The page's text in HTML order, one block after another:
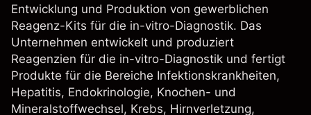
Entwicklung und Produktion von gewerblichen
Reagenz-Kits für die in-vitro-Diagnostik. Das
Unternehmen entwickelt und produziert
Reagenzien für die in-vitro-Diagnostik und fertigt
Produkte für die Bereiche Infektionskrankheiten,
Hepatitis, Endokrinologie, Knochen- und
Mineralstoffwechsel, Krebs, Hirnverletzung,